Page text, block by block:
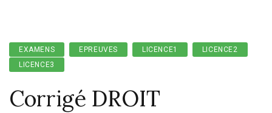
EXAMENS EPREUVES LICENCE1
LICENCE2
LICENCE3
Corrigé DROIT